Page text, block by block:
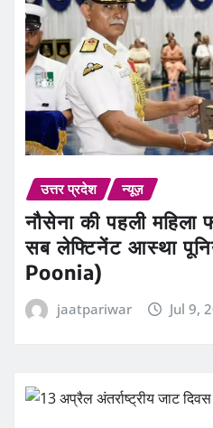
उत्तर प्रदेश न्यूज़
नौसेना की पहली महिला
सब लेफ्टिनेंट आस्था
Poonia)
jaatpariwar Jul 9,